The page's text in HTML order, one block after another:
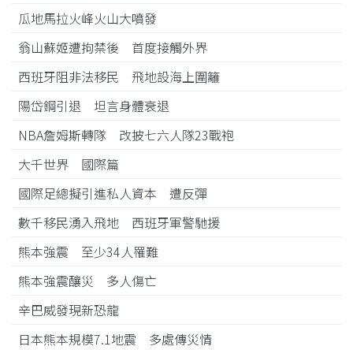
瓜地馬拉火峰火山大噴發
翁山蘇姬遭拘禁後 首度接觸外界
西班牙阻非法移民 飛地設海上圍籬
陽岱鋼引退 坦言身體衰退
NBA詹姆斯轉隊 改披七六人隊23戰袍
大千世界 國際篇
國際足總擬引進私人資本 遭反彈
數千移民湧入飛地 西班牙軍警馳援
熊本強震 至少34人罹難
熊本強震釀災 多人傷亡
辛巴威發現新恐龍
日本熊本規模7.1地震 多處傳災情